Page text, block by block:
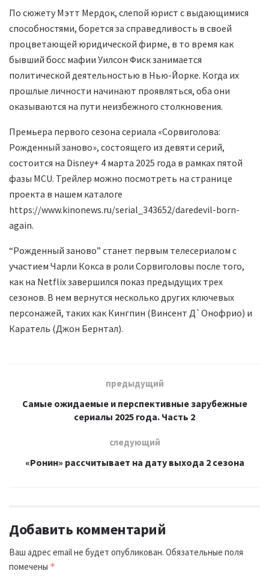
По сюжету Мэтт Мердок, слепой юрист с выдающимися
способностями, борется за справедливость в своей
процветающей юридической фирме, в то время как
бывший босс мафии Уилсон Фиск занимается
политической деятельностью в Нью-Йорке. Когда их
прошлые личности начинают проявляться, оба они
оказываются на пути неизбежного столкновения.
Премьера первого сезона сериала «Сорвиголова:
Рожденный заново», состоящего из девяти серий,
состоится на Disney+ 4 марта 2025 года в рамках пятой
фазы MCU. Трейлер можно посмотреть на странице
проекта в нашем каталоге
https://www.kinonews.ru/serial_343652/daredevil-born-
again.
“Рожденный заново” станет первым телесериалом с
участием Чарли Кокса в роли Сорвиголовы после того,
как на Netflix завершился показ предыдущих трех
сезонов. В нем вернутся несколько других ключевых
персонажей, таких как Кингпин (Винсент Д`Онофрио) и
Каратель (Джон Бернтал).
предыдущий
Самые ожидаемые и перспективные зарубежные
сериалы 2025 года. Часть 2
следующий
«Ронин» рассчитывает на дату выхода 2 сезона
Добавить комментарий
Ваш адрес email не будет опубликован. Обязательные поля
помечены *